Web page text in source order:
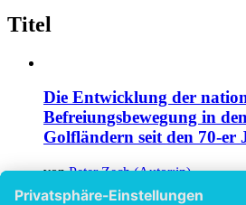
Titel
Die Entwicklung der
Befreiungsbewegung in
Golfländern seit den 70-er
vonPeter Zech (Autor:in)
©1986 Diplomarbeit